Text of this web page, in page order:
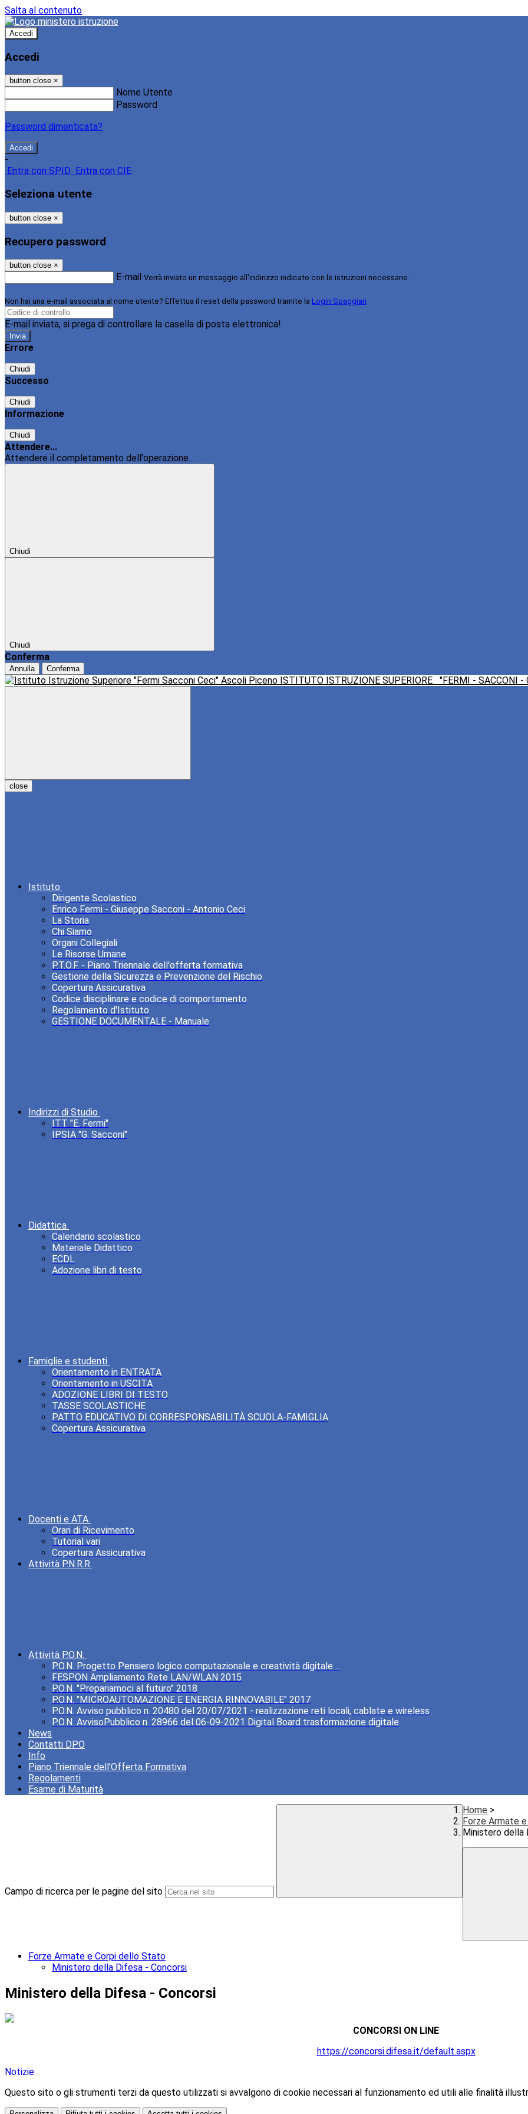
Salta al contenuto
Accedi
Accedi
button close ×
Nome Utente
Password
Password dimenticata?
-
Entra con SPID
Entra con CIE
Seleziona utente
button close ×
Recupero password
button close ×
E-mail Verrà inviato un messaggio all'indirizzo indicato con le istruzioni necessarie.
Non hai una e-mail associata al nome utente? Effettua il reset della password tramite la Login Spaggiari
E-mail inviata, si prega di controllare la casella di posta elettronica!
Errore
Chiudi
Successo
Chiudi
Informazione
Chiudi
Attendere...
Attendere il completamento dell'operazione...
Chiudi
Chiudi
Conferma
Annulla Conferma
ISTITUTO ISTRUZIONE SUPERIORE "FERMI - SACCONI -
close
Istituto
Dirigente Scolastico
Enrico Fermi - Giuseppe Sacconi - Antonio Ceci
La Storia
Chi Siamo
Organi Collegiali
Le Risorse Umane
P.T.O.F. - Piano Triennale dell'offerta formativa
Gestione della Sicurezza e Prevenzione del Rischio
Copertura Assicurativa
Codice disciplinare e codice di comportamento
Regolamento d'Istituto
GESTIONE DOCUMENTALE - Manuale
Indirizzi di Studio
ITT "E. Fermi"
IPSIA "G. Sacconi"
Didattica
Calendario scolastico
Materiale Didattico
ECDL
Adozione libri di testo
Famiglie e studenti
Orientamento in ENTRATA
Orientamento in USCITA
ADOZIONE LIBRI DI TESTO
TASSE SCOLASTICHE
PATTO EDUCATIVO DI CORRESPONSABILITÀ SCUOLA-FAMIGLIA
Copertura Assicurativa
Docenti e ATA
Orari di Ricevimento
Tutorial vari
Copertura Assicurativa
Attività P.N.R.R.
Attività P.O.N.
P.O.N. Progetto Pensiero logico computazionale e creatività digitale ...
FESPON Ampliamento Rete LAN/WLAN 2015
P.O.N. "Prepariamoci al futuro" 2018
P.O.N. "MICROAUTOMAZIONE E ENERGIA RINNOVABILE" 2017
P.O.N. Avviso pubblico n. 20480 del 20/07/2021 - realizzazione reti locali, cablate e wireless
P.O.N. AvvisoPubblico n. 28966 del 06-09-2021 Digital Board trasformazione digitale
News
Contatti DPO
Info
Piano Triennale dell'Offerta Formativa
Regolamenti
Esame di Maturità
Campo di ricerca per le pagine del sito
Home >
Forze Armate
Ministero della
Forze Armate e Corpi dello Stato
Ministero della Difesa - Concorsi
Ministero della Difesa - Concorsi
CONCORSI ON LINE
https://concorsi.difesa.it/default.aspx
Notizie
Questo sito o gli strumenti terzi da questo utilizzati si avvalgono di cookie necessari al funzionamento ed utili alle finalità